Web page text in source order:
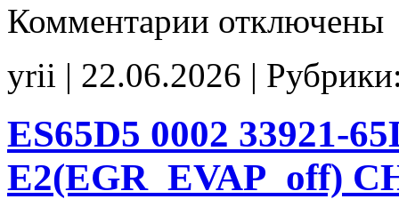
Комментарии записи
65PD
33980-
00003
tune
E2(EGR_off)
CHK(ok)
отключены
yrii | 22.06.2026 |
ES65D5 0002 33921-
E2(EGR_EVAP_off)